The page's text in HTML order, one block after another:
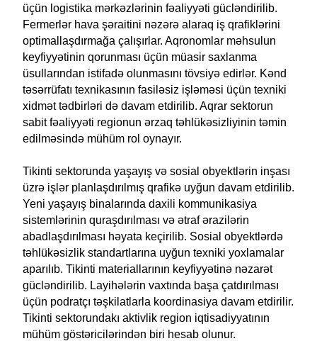
üçün logistika mərkəzlərinin fəaliyyəti gücləndirilib.
Fermerlər hava şəraitini nəzərə alaraq iş qrafiklərini
optimallaşdırmağa çalışırlar. Aqronomlar məhsulun
keyfiyyətinin qorunması üçün müasir saxlanma
üsullarından istifadə olunmasını tövsiyə edirlər. Kənd
təsərrüfatı texnikasının fasiləsiz işləməsi üçün texniki
xidmət tədbirləri də davam etdirilib. Aqrar sektorun
sabit fəaliyyəti regionun ərzaq təhlükəsizliyinin təmin
edilməsində mühüm rol oynayır.
Tikinti sektorunda yaşayış və sosial obyektlərin inşası
üzrə işlər planlaşdırılmış qrafikə uyğun davam etdirilib.
Yeni yaşayış binalarında daxili kommunikasiya
sistemlərinin quraşdırılması və ətraf ərazilərin
abadlaşdırılması həyata keçirilib. Sosial obyektlərdə
təhlükəsizlik standartlarına uyğun texniki yoxlamalar
aparılıb. Tikinti materiallarının keyfiyyətinə nəzarət
gücləndirilib. Layihələrin vaxtında başa çatdırılması
üçün podratçı təşkilatlarla koordinasiya davam etdirilir.
Tikinti sektorundakı aktivlik region iqtisadiyyatının
mühüm göstəricilərindən biri hesab olunur.